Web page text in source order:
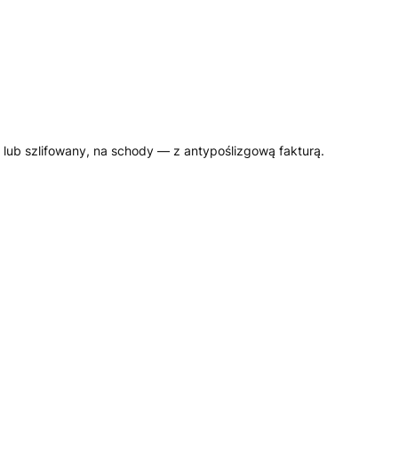
szlifowany, na schody — z antypoślizgową fakturą.